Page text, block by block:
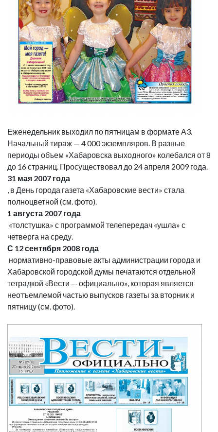
Еженедельник выходил по пятницам в формате А3.
Начальный тираж — 4 000 экземпляров. В разные
периоды объем «Хабаровска выходного» колебался от 8
до 16 страниц. Просуществовал до 24 апреля 2009 года.
31 мая 2007 года
, в День города газета «Хабаровские вести» стала
полноцветной (см. фото).
1 августа 2007 года
«толстушка» с программой телепередач «ушла» с
четверга на среду.
С 12 сентября 2008 года
нормативно-правовые акты администрации города и
Хабаровской городской думы печатаются отдельной
тетрадкой «Вести — официально», которая является
неотъемлемой частью выпусков газеты за вторник и
пятницу (см. фото).